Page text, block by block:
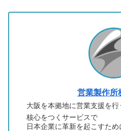
営業製作所
大阪を本拠地に営業支援を行
核心をつくサービスで
日本企業に革新を起こすため